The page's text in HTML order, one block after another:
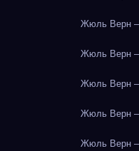
Жюль Верн
Жюль Верн
Жюль Верн
Жюль Верн
Жюль Верн